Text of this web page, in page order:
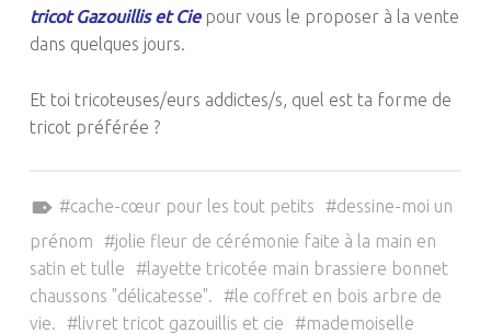
tricot Gazouillis et Cie pour vous le proposer à la vente
dans quelques jours.
Et toi tricoteuses/eurs addictes/s, quel est ta forme de
tricot préférée ?
cache-cœur pour les tout petits
dessine-moi un
prénom
jolie fleur de cérémonie faite à la main en
satin et tulle
layette tricotée main brassiere bonnet
chaussons "délicatesse".
le coffret en bois arbre de
vie.
livret tricot gazouillis et cie
mademoiselle